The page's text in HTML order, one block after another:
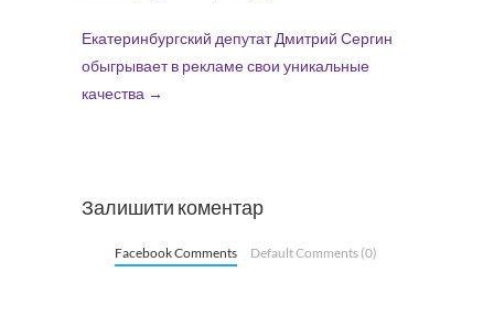
Екатеринбургский депутат Дмитрий Сергин
обыгрывает в рекламе свои уникальные
качества →
Залишити коментар
Facebook Comments Default Comments (0)